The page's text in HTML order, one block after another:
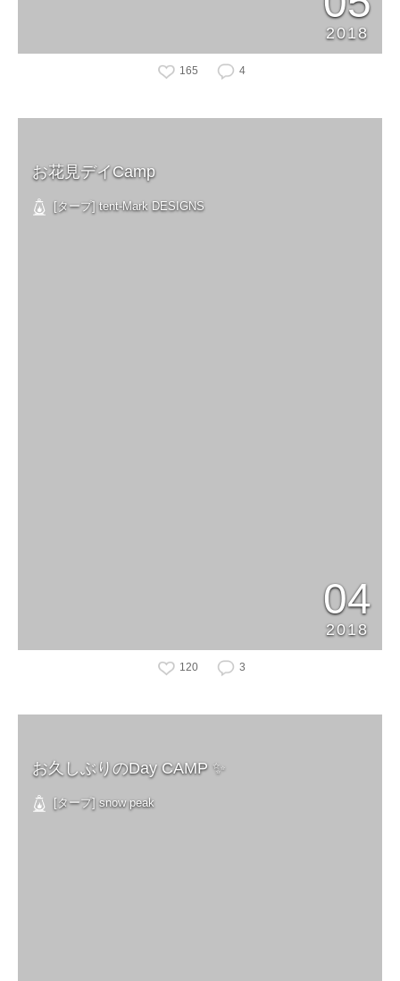
2018
165 4
お花見デイCamp
[タープ] tent-Mark DESIGNS
04
2018
120 3
お久しぶりのDay CAMP ✨
[タープ] snow peak